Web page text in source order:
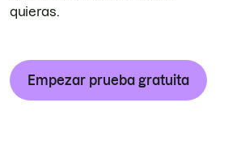
quieras.
Empezar prueba gratuita